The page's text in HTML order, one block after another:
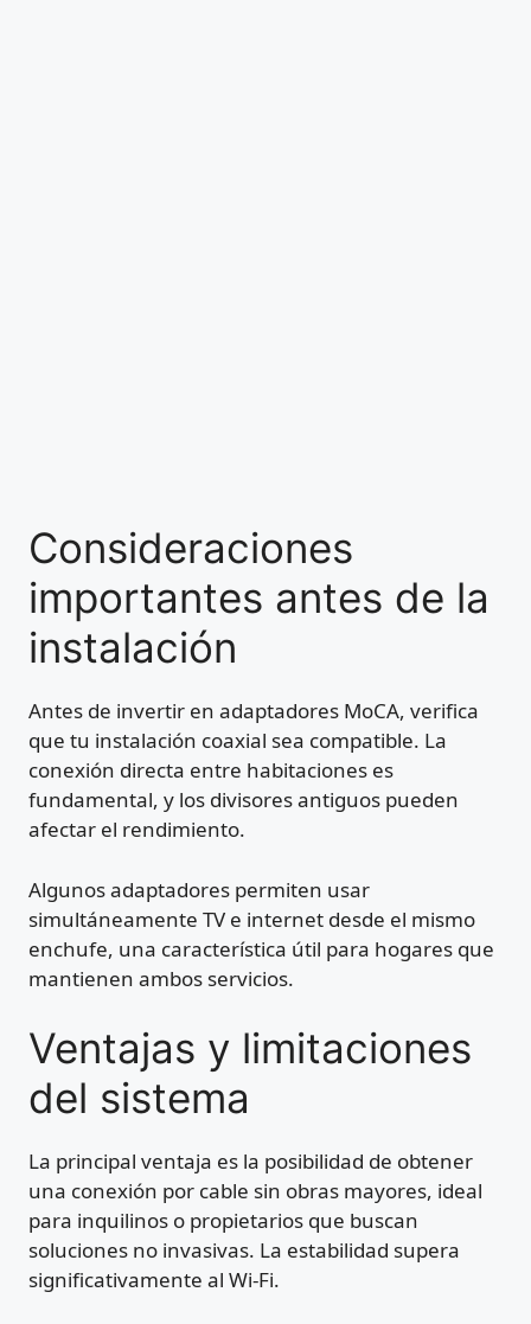
Consideraciones
importantes antes de la
instalación
Antes de invertir en adaptadores MoCA, verifica
que tu instalación coaxial sea compatible. La
conexión directa entre habitaciones es
fundamental, y los divisores antiguos pueden
afectar el rendimiento.
Algunos adaptadores permiten usar
simultáneamente TV e internet desde el mismo
enchufe, una característica útil para hogares que
mantienen ambos servicios.
Ventajas y limitaciones
del sistema
La principal ventaja es la posibilidad de obtener
una conexión por cable sin obras mayores, ideal
para inquilinos o propietarios que buscan
soluciones no invasivas. La estabilidad supera
significativamente al Wi-Fi.